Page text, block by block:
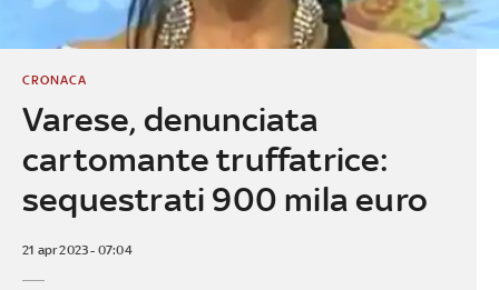
Varese, denunciata
cartomante truffatrice:
sequestrati 900 mila euro
CRONACA
21 apr 2023 - 07:04